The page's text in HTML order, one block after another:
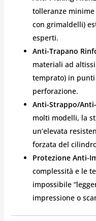
tolleranze
con grimaldelli)
esperti.
Anti-Trapano
materiali ad
temprato) in
perforazione.
Anti-Strappo/
molti modelli, la
un’elevata
forzata del
Protezione Anti-
complessità e le
impossibile
impressione o